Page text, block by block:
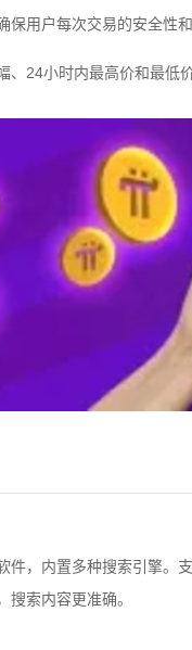
用户每次交易的安全性和
、24小时内最高价和最低
件，内置多种搜索引擎。
搜索内容更准确。